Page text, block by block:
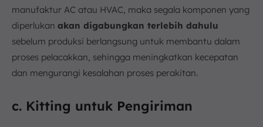
manufaktur AC atau HVAC, maka segala komponen yang
diperlukan akan digabungkan terlebih dahulu
sebelum produksi berlangsung untuk membantu dalam
proses pelacakkan, sehingga meningkatkan kecepatan
dan mengurangi kesalahan proses perakitan.
c. Kitting untuk Pengiriman